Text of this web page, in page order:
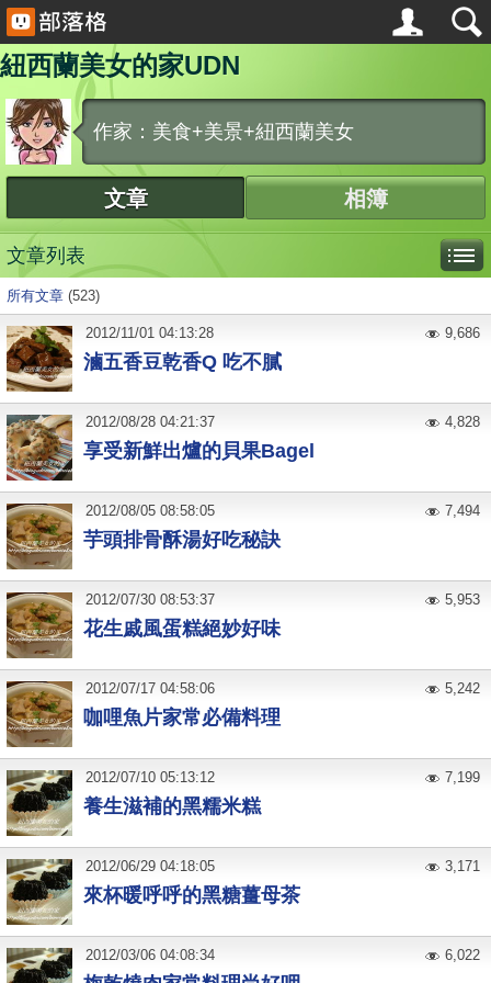
紐西蘭美女的家UDN
作家：美食+美景+紐西蘭美女
文章 相簿
文章列表
所有文章 (523)
滷五香豆乾香Q 吃不膩
2012/11/01 04:13:28 9,686
享受新鮮出爐的貝果Bagel
2012/08/28 04:21:37 4,828
芋頭排骨酥湯好吃秘訣
2012/08/05 08:58:05 7,494
花生戚風蛋糕絕妙好味
2012/07/30 08:53:37 5,953
咖哩魚片家常必備料理
2012/07/17 04:58:06 5,242
養生滋補的黑糯米糕
2012/07/10 05:13:12 7,199
來杯暖呼呼的黑糖薑母茶
2012/06/29 04:18:05 3,171
2012/03/06 04:08:34 6,022